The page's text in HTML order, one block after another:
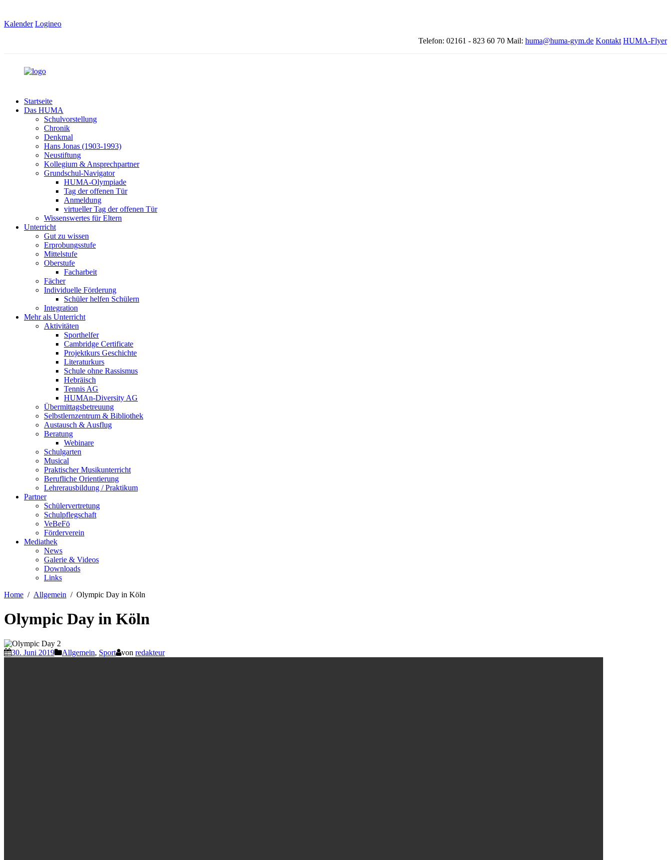
Kalender Logineo
Telefon: 02161 - 823 60 70 Mail: huma@huma-gym.de Kontakt HUMA-Flyer
Startseite
Das HUMA
Schulvorstellung
Chronik
Denkmal
Hans Jonas (1903-1993)
Neustiftung
Kollegium & Ansprechpartner
Grundschul-Navigator
HUMA-Olympiade
Tag der offenen Tür
Anmeldung
virtueller Tag der offenen Tür
Wissenswertes für Eltern
Unterricht
Gut zu wissen
Erprobungsstufe
Mittelstufe
Oberstufe
Facharbeit
Fächer
Individuelle Förderung
Schüler helfen Schülern
Integration
Mehr als Unterricht
Aktivitäten
Sporthelfer
Cambridge Certificate
Projektkurs Geschichte
Literaturkurs
Schule ohne Rassismus
Hebräisch
Tennis AG
HUMAn-Diversity AG
Übermittagsbetreuung
Selbstlernzentrum & Bibliothek
Austausch & Ausflug
Beratung
Webinare
Schulgarten
Musical
Praktischer Musikunterricht
Berufliche Orientierung
Lehrerausbildung / Praktikum
Partner
Schülervertretung
Schulpflegschaft
VeBeFö
Förderverein
Mediathek
News
Galerie & Videos
Downloads
Links
Home
Allgemein Olympic Day in Köln
Olympic Day in Köln
30. Juni 2019 Allgemein, Sport von redakteur